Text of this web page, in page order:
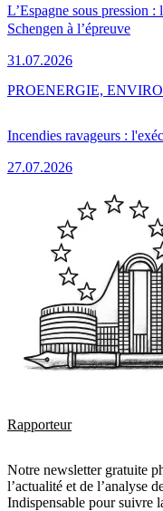
L’Espagne sous pression
Schengen à l’épreuve
31.07.2026
Incendies ravageurs :
27.07.2026
PROENERGIE,
Rapporteur
Notre newsletter gratuite
l’actualité et de l’analyse
Indispensable pour suivre